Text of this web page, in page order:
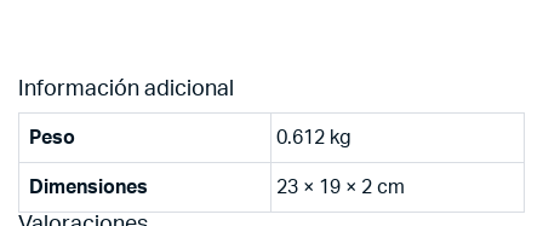
Información adicional
Peso 0.612 kg
Dimensiones 23 × 19 × 2 cm